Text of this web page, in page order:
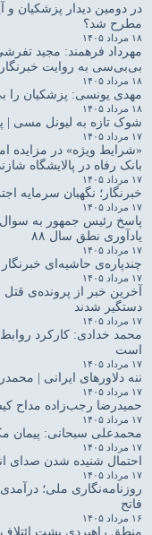
در دومین دیدار پزشکیان و
مطرح شد؟
۱۸ مرداد ۱۴۰۵
مهرداد فرهمند: مجید
بی‌بی‌سی به روایت
۱۸ مرداد ۱۴۰۵
مهدی یونسی: پزشکیان را
۱۸ مرداد ۱۴۰۵
شوک تازه به لیونل مسی
۱۷ مرداد ۱۴۰۵
«شرایط ویژه» در مزایده
بانک رفاه در پالایشگاه
۱۷ مرداد ۱۴۰۵
خبرنگار؛ نگهبان سرمایه
۱۷ مرداد ۱۴۰۵
یادآوری نطق سال ۸۸
۱۷ مرداد ۱۴۰۵
چندپاره‌ی حاشیه‌ای
۱۷ مرداد ۱۴۰۵
دستگیر شدند
۱۷ مرداد ۱۴۰۵
محمد خدادی: کارکرد
است
۱۷ مرداد ۱۴۰۵
ننه دلاورهای ایرانی |
۱۷ مرداد ۱۴۰۵
حمیدرضا رجب‌زاده مداح
۱۷ مرداد ۱۴۰۵
محمدعلی سبحانی: پیمان
۱۷ مرداد ۱۴۰۵
احتمال شنیده شدن صدای
۱۷ مرداد ۱۴۰۵
روزنامه‌نگاری ملی؛
فاتح
۱۶ مرداد ۱۴۰۵
منطق راهبردی پشت